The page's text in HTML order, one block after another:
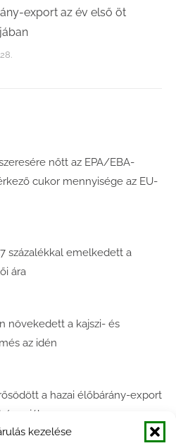
kezelése
export az év első öt
nőtt az EPA/EBA-
cukor mennyisége az EU-
százalékkal emelkedett a
ára
növekedett a kajszi- és
az idén
a hazai élőbárány-export